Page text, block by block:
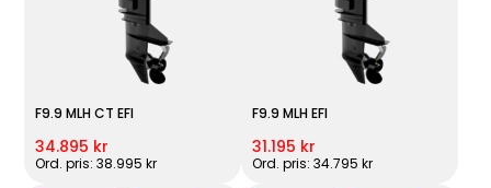
F9.9 MLH CT EFI
34.895 kr
Ord. pris: 38.995 kr
F9.9 MLH EFI
31.195 kr
Ord. pris: 34.795 kr